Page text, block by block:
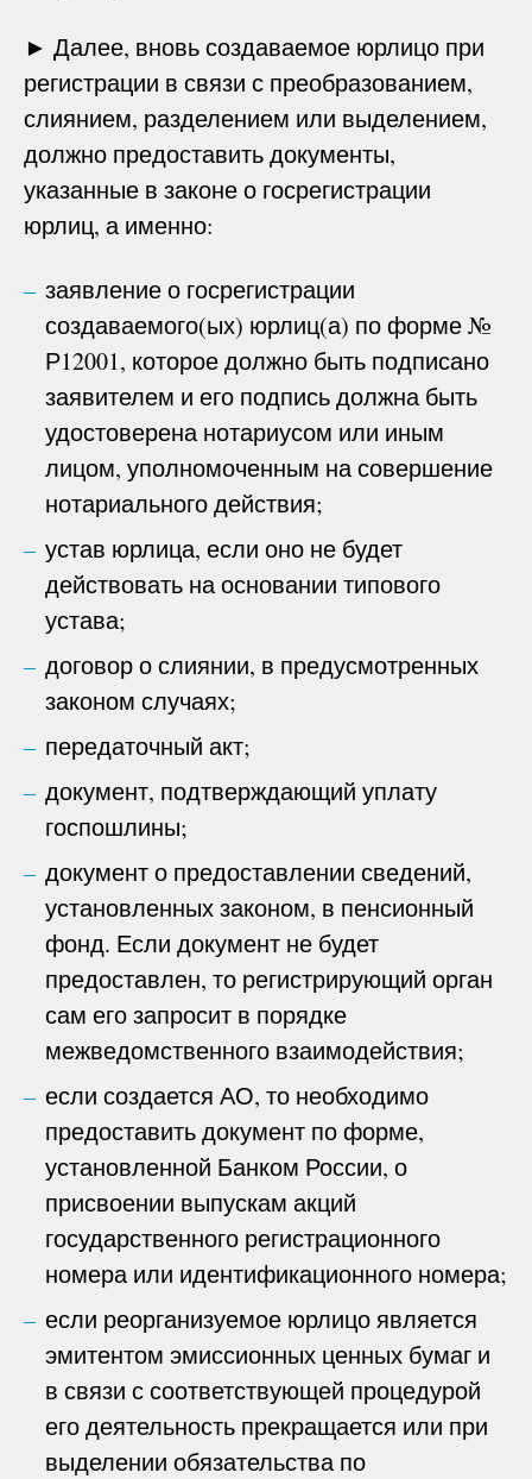
► Далее, вновь создаваемое юрлицо при
регистрации в связи с преобразованием,
слиянием, разделением или выделением,
должно предоставить документы,
указанные в законе о госрегистрации
юрлиц, а именно:
заявление о госрегистрации
создаваемого(ых) юрлиц(а) по форме №
Р12001, которое должно быть подписано
заявителем и его подпись должна быть
удостоверена нотариусом или иным
лицом, уполномоченным на совершение
нотариального действия;
устав юрлица, если оно не будет
действовать на основании типового
устава;
договор о слиянии, в предусмотренных
законом случаях;
передаточный акт;
документ, подтверждающий уплату
госпошлины;
документ о предоставлении сведений,
установленных законом, в пенсионный
фонд. Если документ не будет
предоставлен, то регистрирующий орган
сам его запросит в порядке
межведомственного взаимодействия;
если создается АО, то необходимо
предоставить документ по форме,
установленной Банком России, о
присвоении выпускам акций
государственного регистрационного
номера или идентификационного номера;
если реорганизуемое юрлицо является
эмитентом эмиссионных ценных бумаг и
в связи с соответствующей процедурой
его деятельность прекращается или при
выделении обязательства по